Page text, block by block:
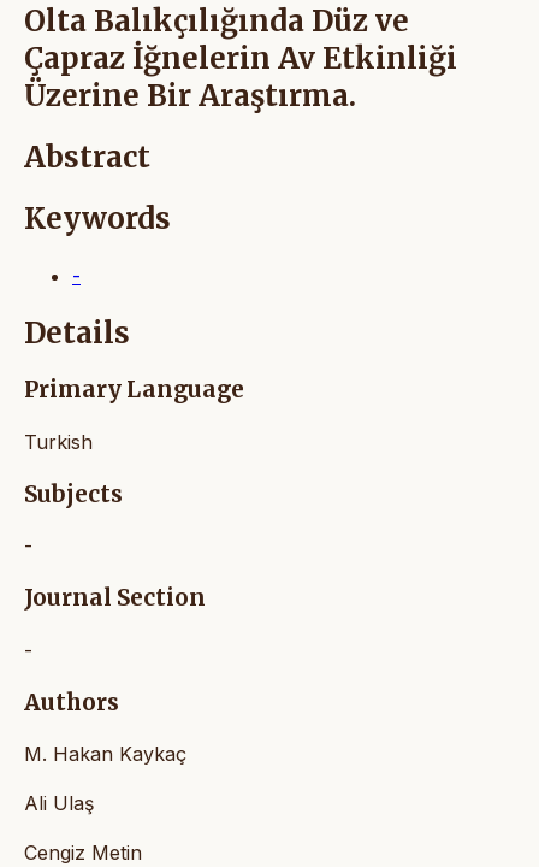
Olta Balıkçılığında Düz ve
Çapraz İğnelerin Av Etkinliği
Üzerine Bir Araştırma.
Abstract
Keywords
-
Details
Primary Language
Turkish
Subjects
-
Journal Section
-
Authors
M. Hakan Kaykaç
Ali Ulaş
Cengiz Metin